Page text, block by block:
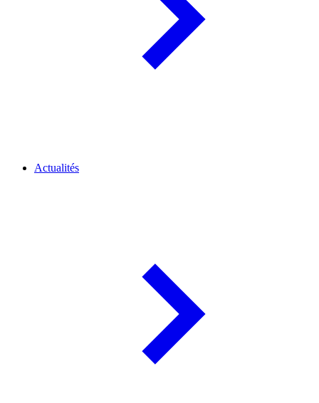
Actualités